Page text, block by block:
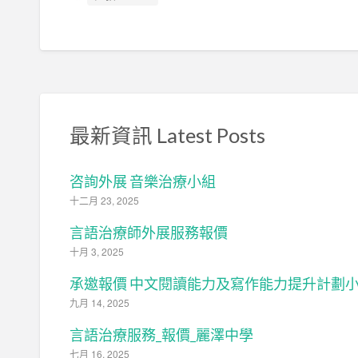
最新資訊 Latest Posts
咨詢外展 音樂治療小組
十二月 23, 2025
言語治療師外展服務報價
十月 3, 2025
承邀報價 中文閱讀能力及寫作能力提升計劃
九月 14, 2025
言語治療服務_報價_麗澤中學
七月 16, 2025